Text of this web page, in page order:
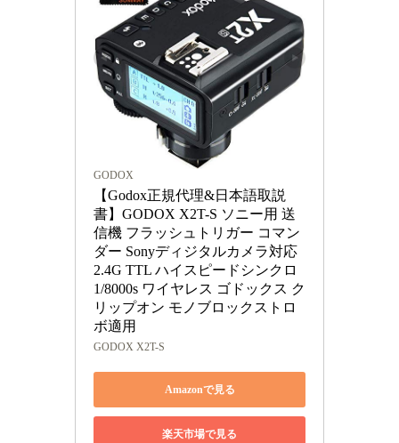
GODOX
【Godox正規代理&日本語取説
書】GODOX X2T-S ソニー用 送
信機 フラッシュトリガー コマン
ダー Sonyディジタルカメラ対応
2.4G TTL ハイスピードシンクロ
1/8000s ワイヤレス ゴドックス ク
リップオン モノブロックストロ
ボ適用
GODOX X2T-S
Amazonで見る
楽天市場で見る